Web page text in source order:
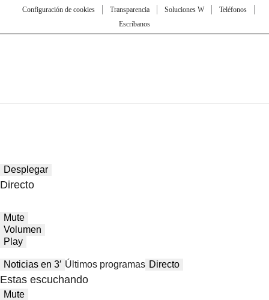
Configuración de cookies
Transparencia Soluciones W
Teléfonos
Escríbanos
Desplegar
Directo
Mute
Volumen
Play
Noticias en 3′ Últimos programas Directo
Estas escuchando
Mute